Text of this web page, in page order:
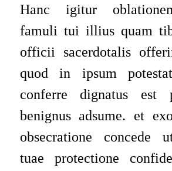
Hanc igitur
famuli tui illius quam
officii sacerdotalis
quod in ipsum
conferre dignatus est
benignus adsume. et
obsecratione concede
tuae protectione